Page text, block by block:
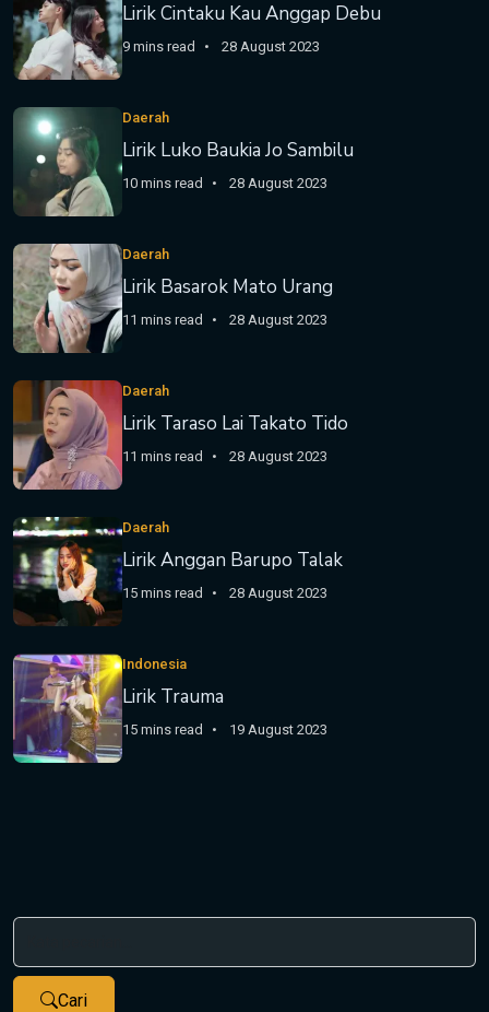
Lirik Cintaku Kau Anggap Debu
9 mins read 28 August 2023
Daerah
Lirik Luko Baukia Jo Sambilu
10 mins read 28 August 2023
Daerah
Lirik Basarok Mato Urang
11 mins read 28 August 2023
Daerah
Lirik Taraso Lai Takato Tido
11 mins read 28 August 2023
Daerah
Lirik Anggan Barupo Talak
15 mins read 28 August 2023
Indonesia
Lirik Trauma
15 mins read 19 August 2023
Cari